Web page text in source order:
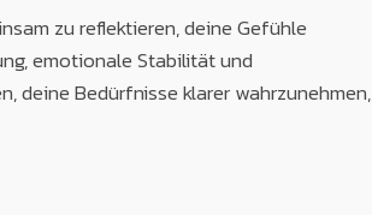
zu reflektieren, deine Gefühle
emotionale Stabilität und
deine Bedürfnisse klarer wahrzunehmen,